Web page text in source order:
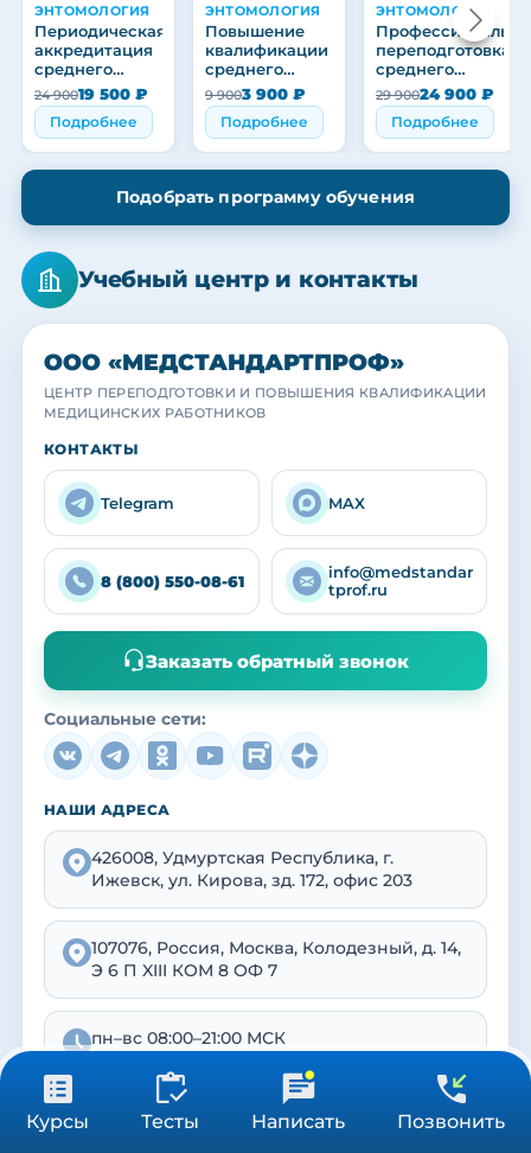
Курсы Тесты Написать Позвонить
ЭНТОМОЛОГИЯ
Периодическая
аккредитация
среднего
медицинского
персонала
24 90019 500 ₽
Подробнее
ЭНТОМОЛОГИЯ
Повышение
квалификации
среднего
медицинского
персонала
9 9003 900 ₽
Подробнее
ЭНТОМОЛОГИЯ
переподготовка
среднего
медицинского
персонала
29 90024 900 ₽
Подробнее
Подобрать программу обучения
Учебный центр и контакты
Учебный центр
Практика с действующими специалистами
Наша команда
Преподаватели и кураторы центра
Выпускники
Вручение удостоверений и сертификатов
ООО «МЕДСТАНДАРТПРОФ»
ЦЕНТР ПЕРЕПОДГОТОВКИ И ПОВЫШЕНИЯ КВАЛИФИКАЦИИ
МЕДИЦИНСКИХ РАБОТНИКОВ
КОНТАКТЫ
Telegram MAX
8 (800) 550-08-61
info@medstandar
tprof.ru
Заказать обратный звонок
Социальные сети:
НАШИ АДРЕСА
426008, Удмуртская Республика, г.
Ижевск, ул. Кирова, зд. 172, офис 203
107076, Россия, Москва, Колодезный, д. 14,
Э 6 П XIII КОМ 8 ОФ 7
пн–вс 08:00–21:00 МСК
Реквизиты
от 90 000 ₽
ПСА Получить консультацию